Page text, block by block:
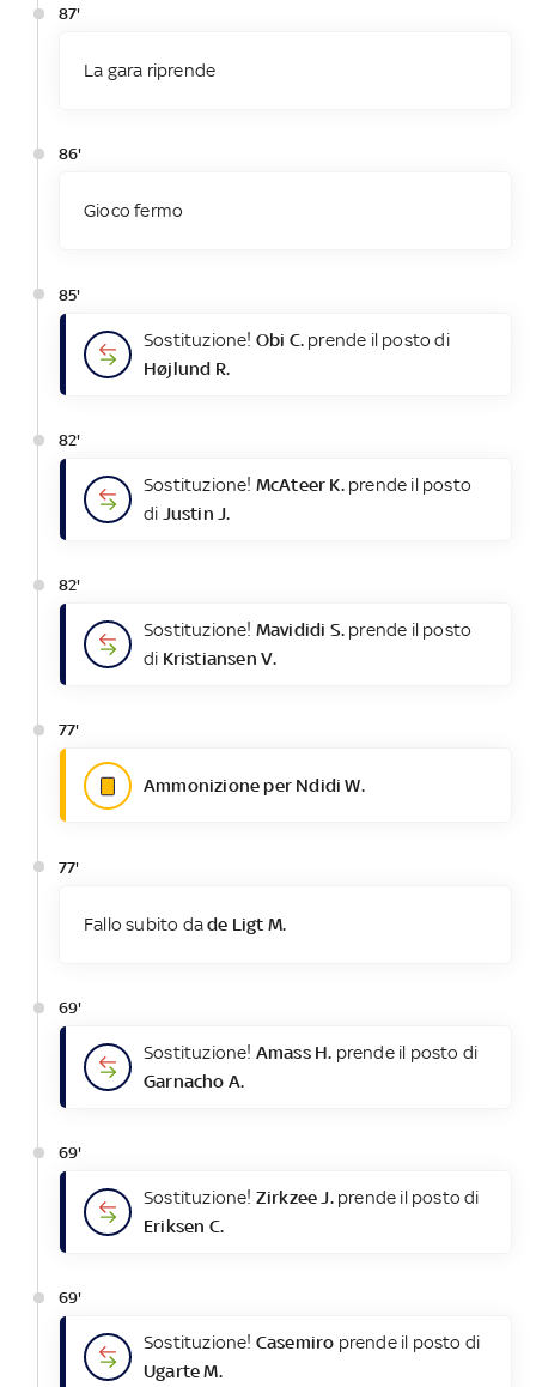
87'
La gara riprende
86'
Gioco fermo
85'
Sostituzione! Obi C. prende il posto di
Højlund R.
82'
Sostituzione! McAteer K.prende il posto
di Justin J.
82'
Sostituzione! Mavididi S. prende il posto
di Kristiansen V.
77'
Ammonizione per Ndidi W.
77'
Fallo subito dade Ligt M.
69'
Sostituzione! Amass H. prende il posto di
Garnacho A.
69'
Sostituzione! Zirkzee J.prende il posto di
Eriksen C.
69'
Sostituzione! Casemiro prende il posto di
Ugarte M.